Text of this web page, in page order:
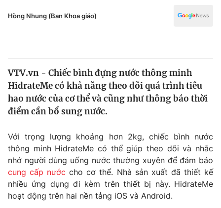
Thế giới
Tin tức
Câu chuyện quốc tế
Kinh tế
Tài chính
Thị trường
Góc doanh nghiệp
Dữ liệu và đời sống
Truyền hình
Phim VTV
Giải trí
Đời sống
Hồng Nhung (Ban Khoa giáo)
VTV.vn - Chiếc bình đựng nước thông minh
HidrateMe có khả năng theo dõi quá trình tiêu
hao nước của cơ thể và cũng như thông báo thời
điểm cần bổ sung nước.
Với trọng lượng khoảng hơn 2kg, chiếc bình nước
thông minh HidrateMe có thể giúp theo dõi và nhắc
nhở người dùng uống nước thường xuyên để đảm bảo
cung cấp nước cho cơ thể. Nhà sản xuất đã thiết kế
nhiều ứng dụng đi kèm trên thiết bị này. HidrateMe
hoạt động trên hai nền tảng iOS và Android.